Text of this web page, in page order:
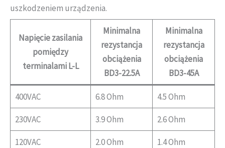
uszkodzeniem urządzenia.
Napięcie zasilania
pomiędzy
terminalami L-L
Minimalna
rezystancja
obciążenia
BD3-22.5A
Minimalna
rezystancja
obciążenia
BD3-45A
400VAC 6.8 Ohm 4.5 Ohm
230VAC 3.9 Ohm 2.6 Ohm
120VAC 2.0 Ohm 1.4 Ohm